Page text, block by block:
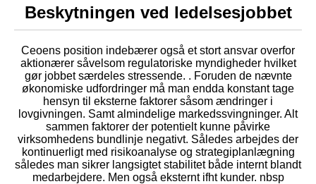
Beskytningen ved ledelsesjobbet
Ceoens position indebærer også et stort ansvar overfor
aktionærer såvelsom regulatoriske myndigheder hvilket
gør jobbet særdeles stressende. . Foruden de nævnte
økonomiske udfordringer må man endda konstant tage
hensyn til eksterne faktorer såsom ændringer i
lovgivningen. Samt almindelige markedssvingninger. Alt
sammen faktorer der potentielt kunne påvirke
virksomhedens bundlinje negativt. Således arbejdes der
kontinuerligt med risikoanalyse og strategiplanlægning
således man sikrer langsigtet stabilitet både internt blandt
medarbejdere. Men også eksternt ifht kunder. nbsp